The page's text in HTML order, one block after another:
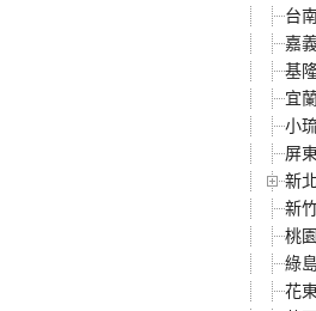
台
嘉
基
宜
小
屏
新
新
桃
綠
花